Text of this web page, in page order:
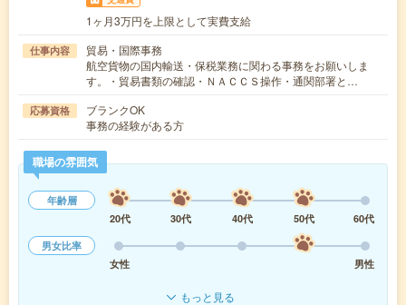
1ヶ月3万円を上限として実費支給
仕事内容
貿易・国際事務
航空貨物の国内輸送・保税業務に関わる事務をお願いしま
す。・貿易書類の確認・ＮＡＣＣＳ操作・通関部署と…
応募資格
ブランクOK
事務の経験がある方
職場の雰囲気
年齢層
20代
30代 40代 50代
60代
男女比率
女性
男性
もっと見る